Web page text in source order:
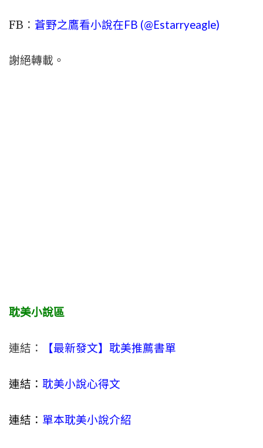
FB： 蒼野之鷹看小說在FB (@Estarryeagle)
謝絕轉載。
耽美小說區
連結： 【最新發文】耽美推薦書單
連結： 耽美小說心得文
連結： 單本耽美小說介紹